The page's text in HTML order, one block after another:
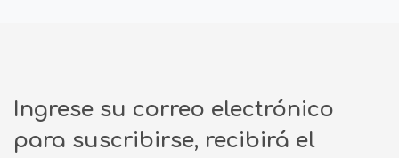
Ingrese su correo electrónico
para suscribirse, recibirá el